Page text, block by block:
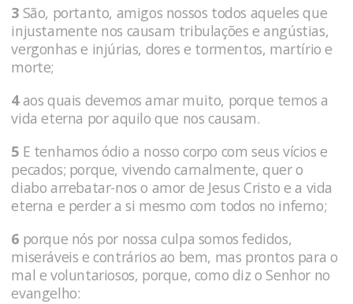
3 São, portanto, amigos nossos todos aqueles que
injustamente nos causam tribulações e angústias,
vergonhas e injúrias, dores e tormentos, martírio e
morte;
4aos quais devemos amar muito, porque temos a
vida eterna por aquilo que nos causam.
5 E tenhamos ódio a nosso corpo com seus vícios e
pecados; porque, vivendo carnalmente, quer o
diabo arrebatar-nos o amor de Jesus Cristo e a vida
eterna e perder a si mesmo com todos no inferno;
6 porque nós por nossa culpa somos fedidos,
miseráveis e contrários ao bem, mas prontos para o
mal e voluntariosos, porque, como diz o Senhor no
evangelho: